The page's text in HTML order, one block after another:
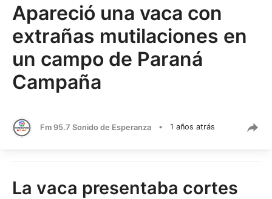
Apareció una vaca con
extrañas mutilaciones en
un campo de Paraná
Campaña
Fm 95.7 Sonido de Esperanza • 1 años atrás
La vaca presentaba cortes